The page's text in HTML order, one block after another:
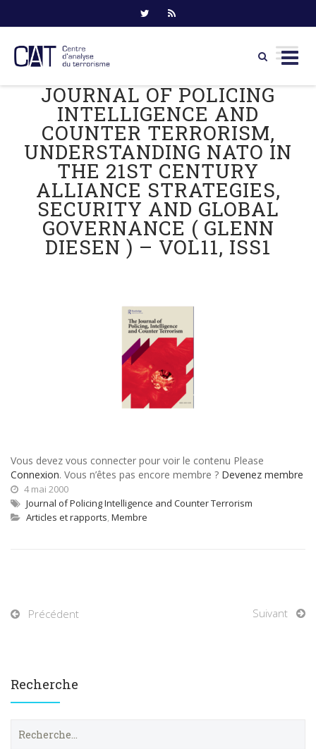
JOURNAL OF POLICING
INTELLIGENCE AND
COUNTER TERRORISM,
UNDERSTANDING NATO IN
THE 21ST CENTURY
ALLIANCE STRATEGIES,
SECURITY AND GLOBAL
GOVERNANCE ( GLENN
DIESEN ) – VOL11, ISS1
Vous devez vous connecter pour voir le contenu Please
Connexion. Vous n’êtes pas encore membre ? Devenez membre
4 mai 2000
Journal of Policing Intelligence and Counter Terrorism
Articles et rapports, Membre
Précédent Suivant
Recherche